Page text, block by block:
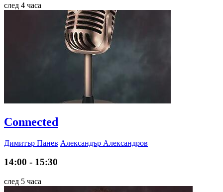
след 4 часа
Connected
Димитър Панев Александър Александров
14:00 - 15:30
след 5 часа